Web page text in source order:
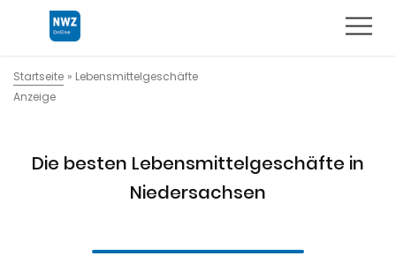
Startseite » Lebensmittelgeschäfte
Anzeige
Die besten Lebensmittelgeschäfte in
Niedersachsen